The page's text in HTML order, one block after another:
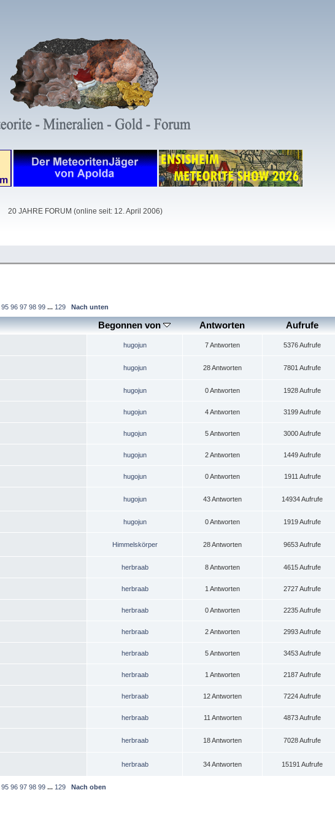
20 JAHRE FORUM (online seit: 12. April 2006)
95 96 97 98 99 ... 129 Nach unten
Begonnen von Antworten Aufrufe
hugojun 7 Antworten 5376 Aufrufe
hugojun 28 Antworten 7801 Aufrufe
hugojun 0 Antworten 1928 Aufrufe
hugojun 4 Antworten 3199 Aufrufe
hugojun 5 Antworten 3000 Aufrufe
hugojun 2 Antworten 1449 Aufrufe
hugojun 0 Antworten 1911 Aufrufe
hugojun 43 Antworten 14934 Aufrufe
hugojun 0 Antworten 1919 Aufrufe
Himmelskörper 28 Antworten 9653 Aufrufe
herbraab 8 Antworten 4615 Aufrufe
herbraab 1 Antworten 2727 Aufrufe
herbraab 0 Antworten 2235 Aufrufe
herbraab 2 Antworten 2993 Aufrufe
herbraab 5 Antworten 3453 Aufrufe
herbraab 1 Antworten 2187 Aufrufe
herbraab 12 Antworten 7224 Aufrufe
herbraab 11 Antworten 4873 Aufrufe
herbraab 18 Antworten 7028 Aufrufe
herbraab 34 Antworten 15191 Aufrufe
95 96 97 98 99 ... 129 Nach oben